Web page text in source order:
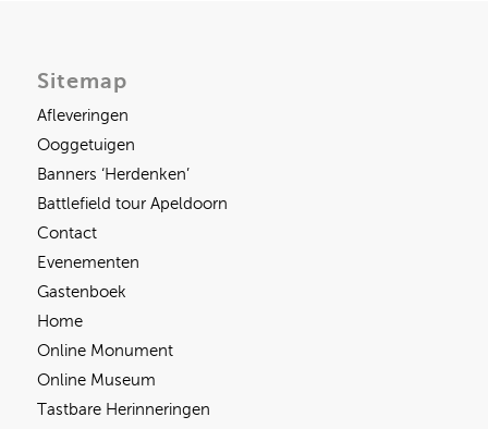
Sitemap
Afleveringen
Ooggetuigen
Banners ‘Herdenken’
Battlefield tour Apeldoorn
Contact
Evenementen
Gastenboek
Home
Online Monument
Online Museum
Tastbare Herinneringen